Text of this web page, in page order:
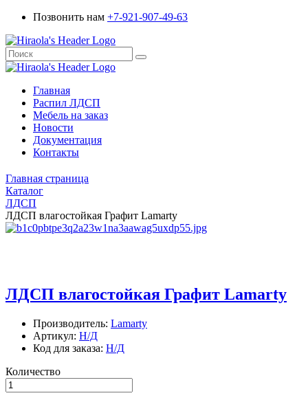
Позвонить нам +7-921-907-49-63
Главная
Распил ЛДСП
Мебель на заказ
Новости
Документация
Контакты
Главная страница
Каталог
ЛДСП
ЛДСП влагостойкая Графит Lamarty
ЛДСП влагостойкая Графит Lamarty
Производитель: Lamarty
Артикул: Н/Д
Код для заказа: Н/Д
Количество